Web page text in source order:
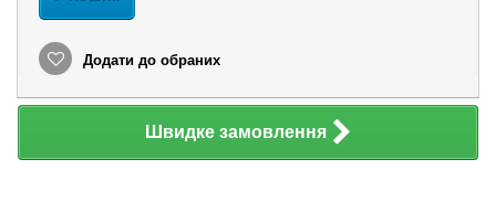
Додати до обраних
Швидке замовлення